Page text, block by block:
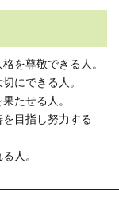
を尊敬できる人。
にできる人。
たせる人。
目指し努力する
人。